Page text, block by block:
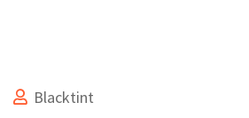
Blacktint